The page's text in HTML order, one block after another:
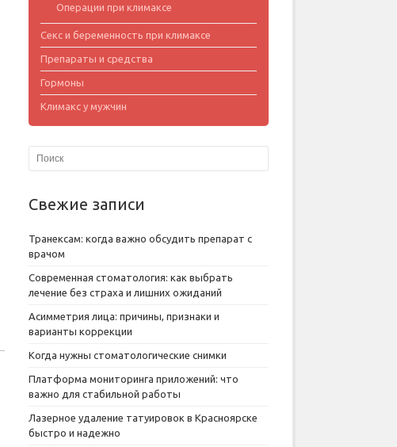
Операции при климаксе
Секс и беременность при климаксе
Препараты и средства
Гормоны
Климакс у мужчин
Свежие записи
Транексам: когда важно обсудить препарат с
врачом
Современная стоматология: как выбрать
лечение без страха и лишних ожиданий
Асимметрия лица: причины, признаки и
варианты коррекции
Когда нужны стоматологические снимки
Платформа мониторинга приложений: что
важно для стабильной работы
Лазерное удаление татуировок в Красноярске
быстро и надежно